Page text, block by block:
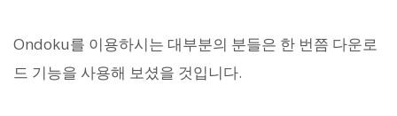
Ondoku를 이용하시는 대부분의 분들은 한 번쯤 다운로
드 기능을 사용해 보셨을 것입니다.